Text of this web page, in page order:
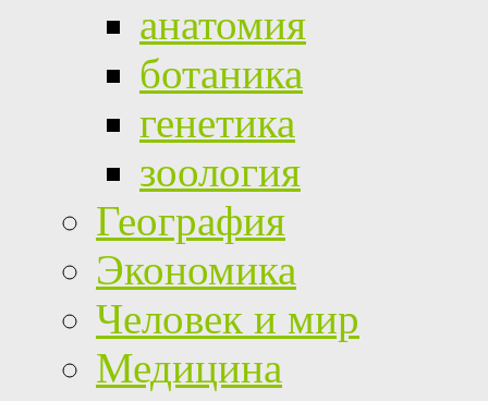
анатомия
ботаника
генетика
зоология
География
Экономика
Человек и мир
Медицина